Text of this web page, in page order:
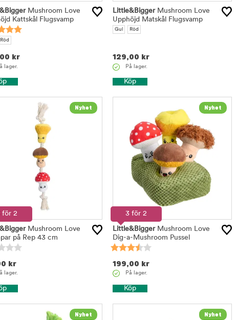
Mushroom Love
Kattskål Flugsvamp
Röd
kr
lager.
Little&BiggerMushroom Love
Upphöjd Matskål Flugsvamp
Gul Röd
129,00 kr
På lager.
Köp
för 2
Mushroom Love
på Rep 43 cm
kr
lager.
3 för 2
Little&BiggerMushroom Love
Dig-a-Mushroom Pussel
199,00 kr
På lager.
Köp